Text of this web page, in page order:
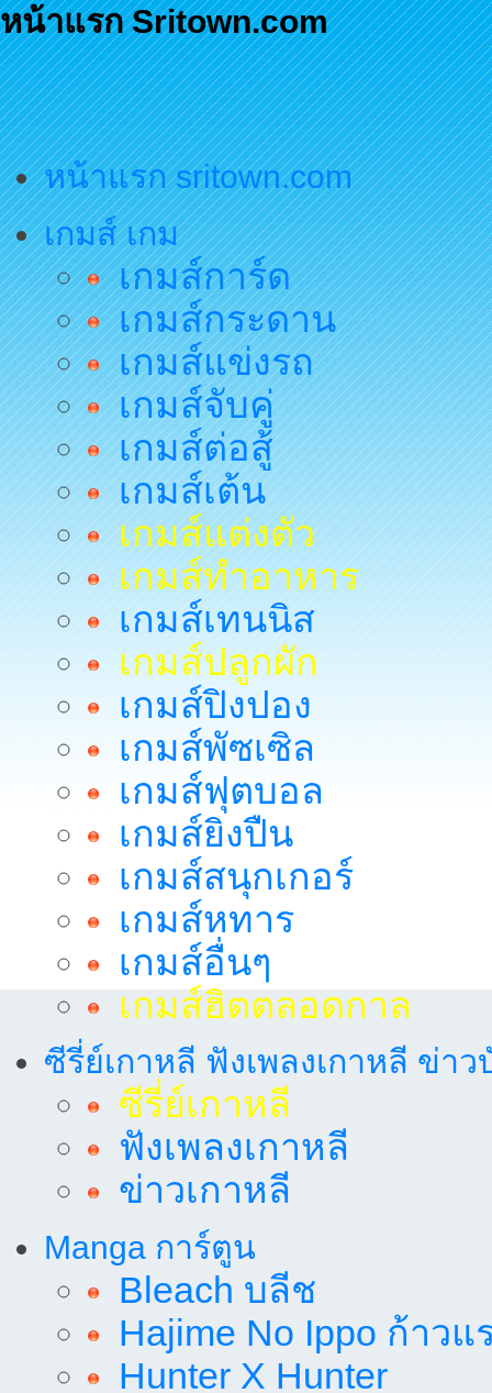
หน้าแรก Sritown.com
หน้าแรก sritown.com
เกมส์ เกม
เกมส์การ์ด
เกมส์กระดาน
เกมส์แข่งรถ
เกมส์จับคู่
เกมส์ต่อสู้
เกมส์เต้น
เกมส์แต่งตัว
เกมส์ทำอาหาร
เกมส์เทนนิส
เกมส์ปลูกผัก
เกมส์ปิงปอง
เกมส์พัซเซิล
เกมส์ฟุตบอล
เกมส์ยิงปืน
เกมส์สนุกเกอร์
เกมส์หทาร
เกมส์อื่นๆ
เกมส์ฮิตตลอดกาล
ซีรี่ย์เกาหลี ฟังเพลงเกาหลี ข่าว
ซีรี่ย์เกาหลี
ฟังเพลงเกาหลี
ข่าวเกาหลี
Manga การ์ตูน
Bleach บลีช
Hajime No Ippo ก้าวแ
Hunter X Hunter